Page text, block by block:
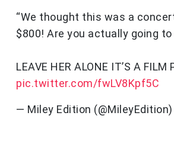
“We thought this was a
$800! Are you actually going to
LEAVE HER ALONE IT’S A FILM
pic.twitter.com/fwLV8Kpf5C
— Miley Edition (@MileyEdition)